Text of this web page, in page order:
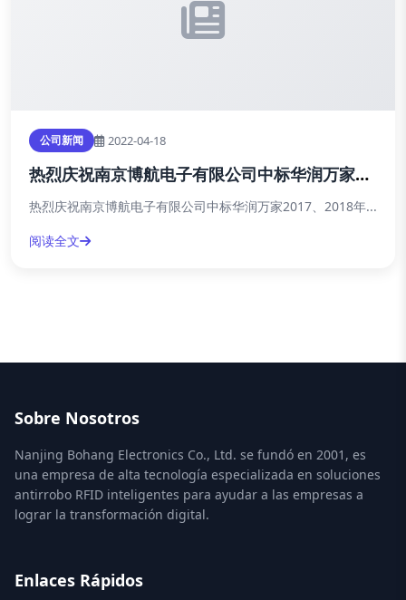
公司新闻 2022-04-18
热烈庆祝南京博航电子有限公司中标华润万家监
控报警系统
热烈庆祝南京博航电子有限公司中标华润万家2017、2018年...
阅读全文
Sobre Nosotros
Nanjing Bohang Electronics Co., Ltd. se fundó en 2001, es
una empresa de alta tecnología especializada en soluciones
antirrobo RFID inteligentes para ayudar a las empresas a
lograr la transformación digital.
Enlaces Rápidos